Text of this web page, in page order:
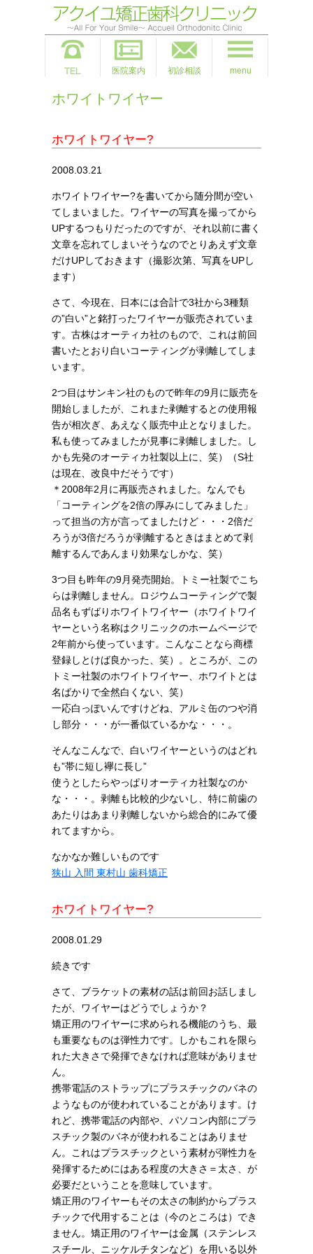
医院案内 初診相談 menu
ホワイトワイヤー
ホワイトワイヤー?
2008.03.21
ホワイトワイヤー?を書いてから随分間が空い
てしまいました。ワイヤーの写真を撮ってから
UPするつもりだったのですが、それ以前に書く
文章を忘れてしまいそうなのでとりあえず文章
だけUPしておきます（撮影次第、写真をUPし
ます）
さて、今現在、日本には合計で3社から3種類
の”白い”と銘打ったワイヤーが販売されていま
す。古株はオーティカ社のもので、これは前回
書いたとおり白いコーティングが剥離してしま
います。
2つ目はサンキン社のもので昨年の9月に販売を
開始しましたが、これまた剥離するとの使用報
告が相次ぎ、あえなく販売中止となりました。
私も使ってみましたが見事に剥離しました。し
かも先発のオーティカ社製以上に、笑）（S社
は現在、改良中だそうです）
＊2008年2月に再販売されました。なんでも
「コーティングを2倍の厚みにしてみました」
って担当の方が言ってましたけど・・・2倍だ
ろうが3倍だろうが剥離するときはまとめて剥
離するんであんまり効果なしかな、笑）
3つ目も昨年の9月発売開始。トミー社製でこち
らは剥離しません。ロジウムコーティングで製
品名もずばりホワイトワイヤー（ホワイトワイ
ヤーという名称はクリニックのホームページで
2年前から使っています。こんなことなら商標
登録しとけば良かった、笑）。ところが、この
トミー社製のホワイトワイヤー、ホワイトとは
名ばかりで全然白くない、笑）
一応白っぽいんですけどね、アルミ缶のつや消
し部分・・・が一番似ているかな・・・。
そんなこんなで、白いワイヤーというのはどれ
も”帯に短し襷に長し”
使うとしたらやっぱりオーティカ社製なのか
な・・・。剥離も比較的少ないし、特に前歯の
あたりはあまり剥離しないから総合的にみて優
れてますから。
なかなか難しいものです
狭山 入間 東村山 歯科矯正
ホワイトワイヤー?
2008.01.29
続きです
さて、ブラケットの素材の話は前回お話しまし
たが、ワイヤーはどうでしょうか？
矯正用のワイヤーに求められる機能のうち、最
も重要なものは弾性力です。しかもこれを限ら
れた大きさで発揮できなければ意味がありませ
ん。
携帯電話のストラップにプラスチックのバネの
ようなものが使われていることがあります。け
れど、携帯電話の内部や、パソコン内部にプラ
スチック製のバネが使われることはありませ
ん。これはプラスチックという素材が弾性力を
発揮するためにはある程度の大きさ＝太さ、が
必要だということを意味しています。
矯正用のワイヤーもその太さの制約からプラス
チックで代用することは（今のところは）でき
ません。矯正用のワイヤーは金属（ステンレス
スチール、ニッケルチタンなど）を用いる以外